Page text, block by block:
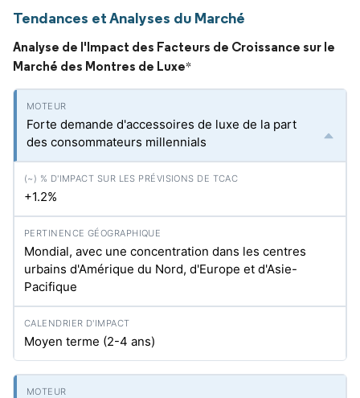
Tendances et Analyses du Marché
Analyse de l'Impact des Facteurs de Croissance sur le
Marché des Montres de Luxe*
Forte demande d'accessoires de luxe de la part
des consommateurs millennials
+1.2%
Mondial, avec une concentration dans les centres
urbains d'Amérique du Nord, d'Europe et d'Asie-
Pacifique
Moyen terme (2-4 ans)